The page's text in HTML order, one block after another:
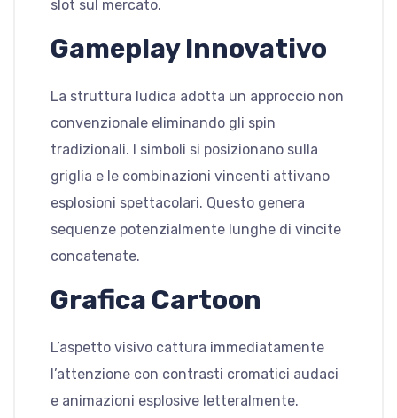
slot sul mercato.
Gameplay Innovativo
La struttura ludica adotta un approccio non
convenzionale eliminando gli spin
tradizionali. I simboli si posizionano sulla
griglia e le combinazioni vincenti attivano
esplosioni spettacolari. Questo genera
sequenze potenzialmente lunghe di vincite
concatenate.
Grafica Cartoon
L’aspetto visivo cattura immediatamente
l’attenzione con contrasti cromatici audaci
e animazioni esplosive letteralmente.